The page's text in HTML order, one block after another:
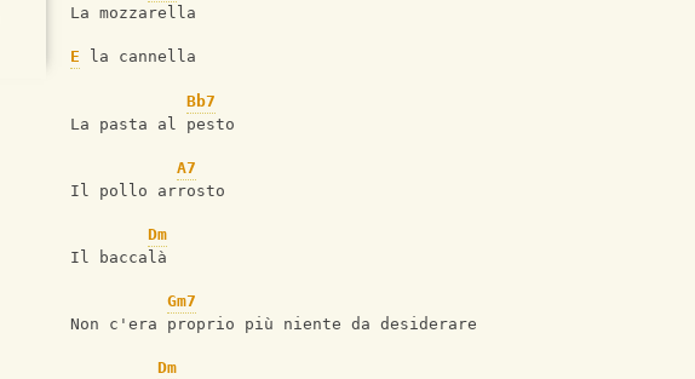
La mozzarella
E la cannella
Bb7
La pasta al pesto
A7
Il pollo arrosto
Dm
Il baccalà
Gm7
Non c'era proprio più niente da desiderare
Dm